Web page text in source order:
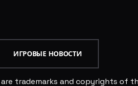
ИГРОВЫЕ НОВОСТИ
trademarks and copyrights of